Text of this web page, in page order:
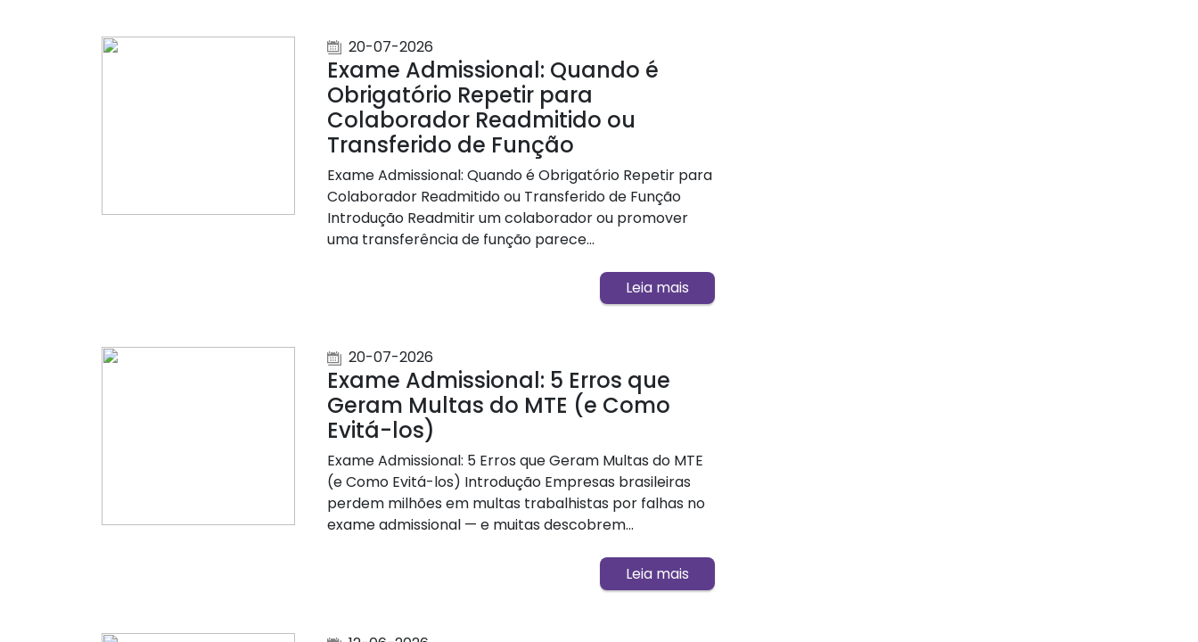
20-07-2026
Exame Admissional: Quando é
Obrigatório Repetir para
Colaborador Readmitido ou
Transferido de Função
Exame Admissional: Quando é Obrigatório Repetir para
Colaborador Readmitido ou Transferido de Função
Introdução Readmitir um colaborador ou promover
uma transferência de função parece...
Leia mais
20-07-2026
Exame Admissional: 5 Erros que
Geram Multas do MTE (e Como
Evitá-los)
Exame Admissional: 5 Erros que Geram Multas do MTE
(e Como Evitá-los) Introdução Empresas brasileiras
perdem milhões em multas trabalhistas por falhas no
exame admissional — e muitas descobrem...
Leia mais